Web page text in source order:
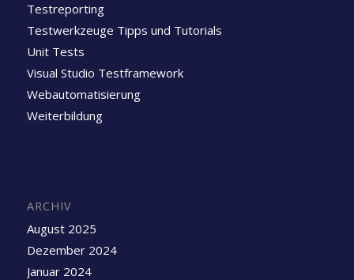
Testreporting
Testwerkzeuge Tipps und Tutorials
Unit Tests
Visual Studio Testframework
Webautomatisierung
Weiterbildung
ARCHIV
August 2025
Dezember 2024
Januar 2024